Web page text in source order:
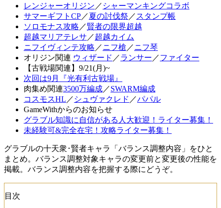
レンジャーオリジン ／ シャーマンキングコラボ
サマーギフトCP／夏の討伐祭 ／ スタンプ帳
ソロモナス攻略 ／賢者の限界超越
超越マリアテレサ ／超越カイム
ニフイヴィンテ攻略 ／ニフ槍 ／ニフ琴
オリジン関連 ウィザード ／ランサー ／ファイター
【古戦場関連】9/21(月)~
次回は9月『光有利古戦場』
肉集め関連3500万編成／SWARM編成
コスモスHL ／ シュヴァクレド ／パパル
GameWithからのお知らせ
グラブル知識に自信がある人大歓迎！ライター募集！
未経験可&完全在宅！攻略ライター募集！
グラブルの十天衆･賢者キャラ「バランス調整内容」をひと
まとめ。バランス調整対象キャラの変更前と変更後の性能を
掲載。バランス調整内容を把握する際にどうぞ。
目次